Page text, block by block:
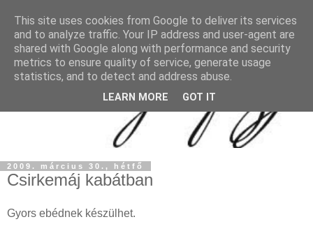
2009. március 30., hétfő
Csirkemáj kabátban
Gyors ebédnek készülhet.
This site uses cookies from Google to deliver its services
and to analyze traffic. Your IP address and user-agent are
shared with Google along with performance and security
metrics to ensure quality of service, generate usage
statistics, and to detect and address abuse.
LEARN MORE GOT IT